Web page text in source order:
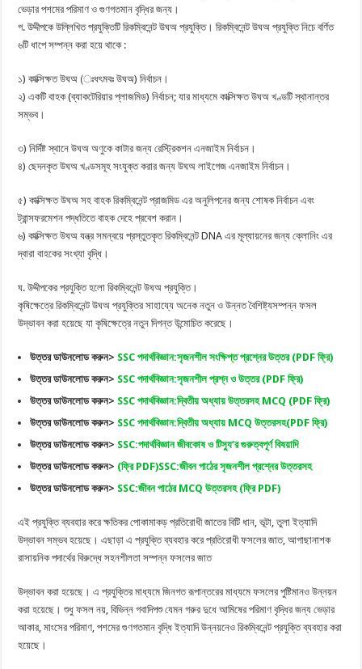
ভেড়ার পশমের পরিমাণ ও গুণগতমান বৃদ্ধির জন্য।
গ. উদ্দীপকে উল্লিখিত প্রযুক্তিটি রিকম্বিনেন্ট উঘঅ প্রযুক্তি। রিকম্বিনেন্ট উঘঅ প্রযুক্তি নিচে বর্ণিত
৬টি ধাপে সম্পন্ন করা হয়ে থাকে :
১) কাক্সিক্ষত উঘঅ (ঃধৎমবঃ উঘঅ) নির্বাচন।
২) একটি বাহক (ব্যাকটেরিয়ার প্লাজমিড) নির্বাচন; যার মাধ্যমে কাক্সিক্ষত উঘঅ খণ্ডটি স্থানান্তর
সম্ভব।
৩) নির্দিষ্ট স্থানে উঘঅ অণুকে কাটার জন্য রেস্ট্রিকশন এনজাইম নির্বাচন।
৪) ছেদনকৃত উঘঅ খণ্ডসমূহ সংযুক্ত করার জন্য উঘঅ লাইগেজ এনজাইম নির্বাচন।
৫) কাক্সিক্ষত উঘঅ সহ বাহক রিকম্বিনেন্ট প্রাজমিড এর অনুলিপনের জন্য শোষক নির্বাচন এবং
ট্রান্সফরমেশন পদ্ধতিতে বাহক দেহে প্রবেশ করান।
৬) কাক্সিক্ষত উঘঅ যন্ত্র সমন্বয়ে প্রস্তুতকৃত রিকম্বিনেন্ট DNA এর মূল্যায়নের জন্য ক্লোনিং এর
দ্বারা বাহকের সংখ্যা বৃদ্ধি।
ঘ. উদ্দীপকের প্রযুক্তি হলো রিকম্বিনেন্ট উঘঅ প্রযুক্তি।
কৃষিক্ষেত্রে রিকম্বিনেন্ট উঘঅ প্রযুক্তির সাহায্যে অনেক নতুন ও উন্নত বৈশিষ্ট্যসম্পন্ন ফসল
উদ্ভাবন করা হয়েছে যা কৃষিক্ষেত্রে নতুন দিগন্ত উন্মোচিত করেছে।
উত্তর ডাউনলোড করুন> SSC পদার্থবিজ্ঞান:সৃজনশীল সংক্ষিপ্ত প্রশ্নের উত্তর (PDF ফ্রি)
উত্তর ডাউনলোড করুন> SSC পদার্থবিজ্ঞান:সৃজনশীল প্রশ্ন ও উত্তর (PDF ফ্রি)
উত্তর ডাউনলোড করুন> SSC পদার্থবিজ্ঞান:দ্বিতীয় অধ্যায় উত্তরসহ MCQ (PDF ফ্রি)
উত্তর ডাউনলোড করুন> SSC পদার্থবিজ্ঞান:দ্বিতীয় অধ্যায় MCQ উত্তরসহ(PDF ফ্রি)
উত্তর ডাউনলোড করুন> SSC:পদার্থবিজ্ঞান জীবকোষ ও টিস্যু‘র গুরুত্বপূর্ণ বিষয়াদি
উত্তর ডাউনলোড করুন> (ফ্রি PDF)SSC:জীবন পাঠের সৃজনশীল প্রশ্নের উত্তরসহ
উত্তর ডাউনলোড করুন> SSC:জীবন পাঠের MCQ উত্তরসহ (ফ্রি PDF)
এই প্রযুক্তি ব্যবহার করে ক্ষতিকর পোকামাকড় প্রতিরোধী জাতের বিটি ধান, ভূটা, তুলা ইত্যাদি
উদ্ভাবন সম্ভব হয়েছে। এছাড়া এ প্রযুক্তি ব্যবহার করে প্রতিরোধী ফসলের জাত, আগাছানাশক
রাসায়নিক পদার্থের বিরুদ্ধে সহনশীলতা সম্পন্ন ফসলের জাত
উদ্ভাবন করা হয়েছে। এ প্রযুক্তির মাধ্যমে জিনগত রূপান্তরের মাধ্যমে ফসলের পুষ্টিমানও উন্নয়ন
করা হয়েছে। শুধু ফসল নয়, বিভিন্ন গবাদিপশু যেমন গরুর দুধে আমিষের পরিমাণ বৃদ্ধির জন্য ভেড়ার
আকার, মাংসের পরিমাণ, পশমের গুণগতমান বৃদ্ধি ইত্যাদি উন্নয়নেও রিকম্বিনেন্ট প্রযুক্তি ব্যবহার করা
হয়েছে।